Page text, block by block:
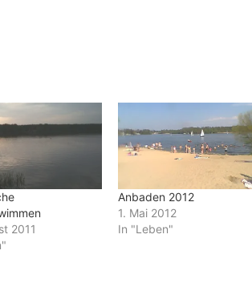
2011
Anbaden 2012
1. Mai 2012
In "Leben"